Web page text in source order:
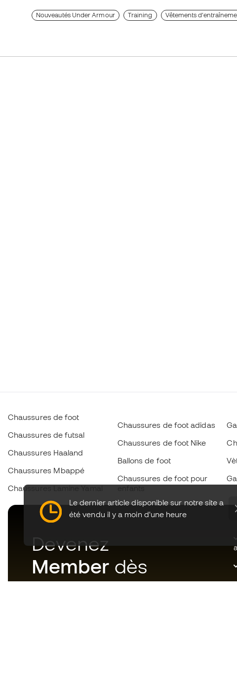
Nouveautés Under Armour Training Vêtements
Le dernier article disponible sur notre site a
été vendu il y a moin d'une heure
Chaussures de foot
Chaussures de futsal
Chaussures Haaland
Chaussures Mbappé
Chaussures Lamine Yamal
Chaussures de foot adidas
Chaussures de foot Nike
Ballons de foot
Chaussures de foot pour
Devenez
Member dès
maintenant